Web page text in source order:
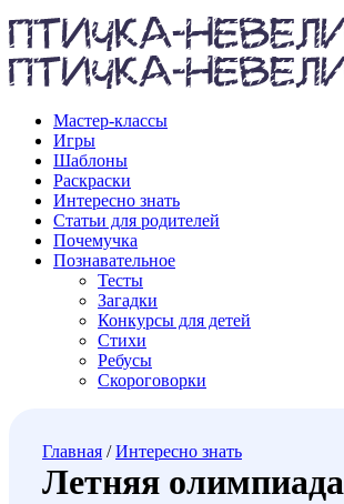
Мастер-классы
Игры
Шаблоны
Раскраски
Интересно знать
Статьи для родителей
Почемучка
Познавательное
Тесты
Загадки
Конкурсы для детей
Стихи
Ребусы
Скороговорки
Главная /Интересно знать
Летняя олимпиада